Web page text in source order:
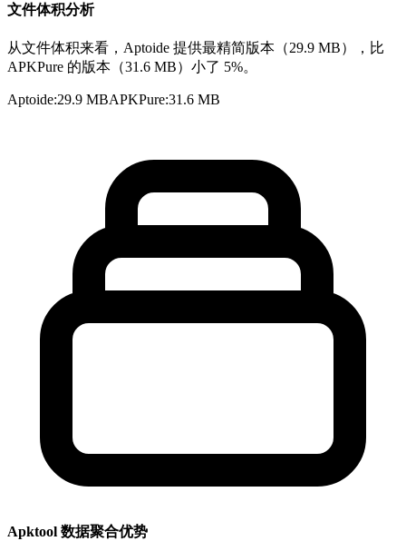
文件体积分析
从文件体积来看，Aptoide 提供最精简版本（29.9 MB），比
APKPure 的版本（31.6 MB）小了 5%。
Aptoide:29.9 MBAPKPure:31.6 MB
Apktool 数据聚合优势